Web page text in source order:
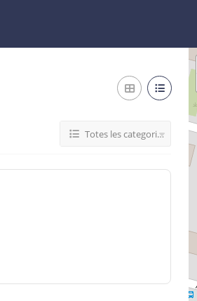
Totes les categories